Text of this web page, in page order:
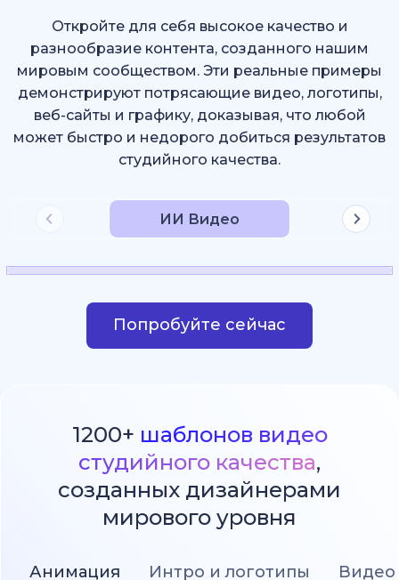
Откройте для себя высокое качество и
разнообразие контента, созданного нашим
мировым сообществом. Эти реальные примеры
демонстрируют потрясающие видео, логотипы,
веб-сайты и графику, доказывая, что любой
может быстро и недорого добиться результатов
студийного качества.
ИИ Видео
Попробуйте сейчас
1200+ шаблонов видео
студийного качества,
созданных дизайнерами
мирового уровня
Анимация Интро и логотипы Видео